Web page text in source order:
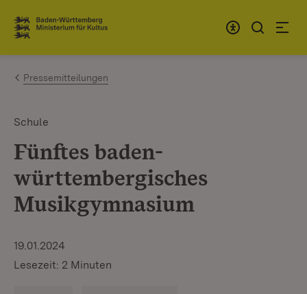
Zum Inhalt springen
Link zur Startseite
Pressemitteilungen
Schule
Fünftes baden-
württembergisches
Musikgymnasium
19.01.2024
Lesezeit: 2 Minuten